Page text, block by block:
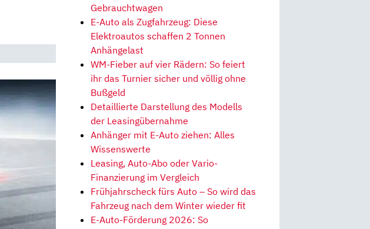
Gebrauchtwagen
E-Auto als Zugfahrzeug: Diese
Elektroautos schaffen 2 Tonnen
Anhängelast
WM-Fieber auf vier Rädern: So feiert
ihr das Turnier sicher und völlig ohne
Bußgeld
Detaillierte Darstellung des Modells
der Leasingübernahme
Anhänger mit E-Auto ziehen: Alles
Wissenswerte
Leasing, Auto-Abo oder Vario-
Finanzierung im Vergleich
Frühjahrscheck fürs Auto – So wird das
Fahrzeug nach dem Winter wieder fit
E-Auto-Förderung 2026: So